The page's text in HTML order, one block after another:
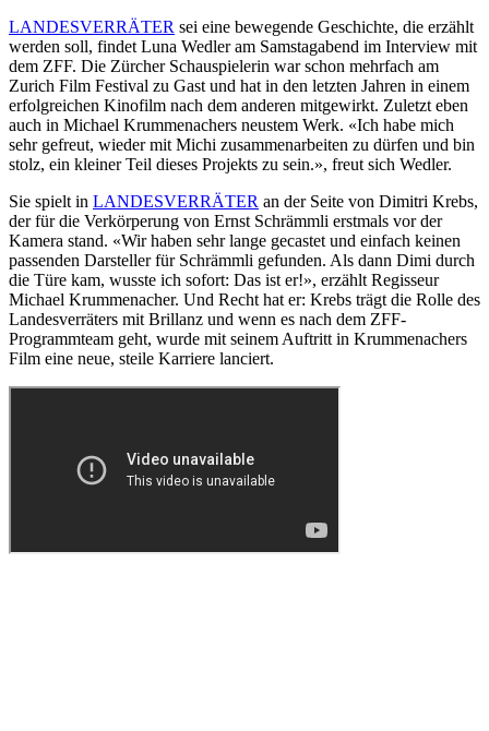
LANDESVERRÄTER sei eine bewegende Geschichte, die erzählt
werden soll, findet Luna Wedler am Samstagabend im Interview mit
dem ZFF. Die Zürcher Schauspielerin war schon mehrfach am
Zurich Film Festival zu Gast und hat in den letzten Jahren in einem
erfolgreichen Kinofilm nach dem anderen mitgewirkt. Zuletzt eben
auch in Michael Krummenachers neustem Werk. «Ich habe mich
sehr gefreut, wieder mit Michi zusammenarbeiten zu dürfen und bin
stolz, ein kleiner Teil dieses Projekts zu sein.», freut sich Wedler.
Sie spielt in LANDESVERRÄTER an der Seite von Dimitri Krebs,
der für die Verkörperung von Ernst Schrämmli erstmals vor der
Kamera stand. «Wir haben sehr lange gecastet und einfach keinen
passenden Darsteller für Schrämmli gefunden. Als dann Dimi durch
die Türe kam, wusste ich sofort: Das ist er!», erzählt Regisseur
Michael Krummenacher. Und Recht hat er: Krebs trägt die Rolle des
Landesverräters mit Brillanz und wenn es nach dem ZFF-
Programmteam geht, wurde mit seinem Auftritt in Krummenachers
Film eine neue, steile Karriere lanciert.